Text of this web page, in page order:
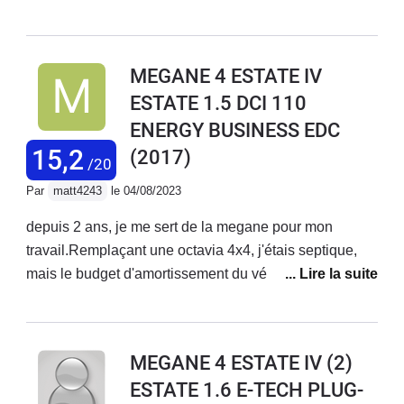
plastique à l intérieur sont boff. Véhicule agréable avec
15,2 /20
MEGANE 4 ESTATE IV
ESTATE 1.5 DCI 110
ENERGY BUSINESS EDC
(2017)
Par matt4243 le 04/08/2023
depuis 2 ans, je me sert de la megane pour mon
travail.Remplaçant une octavia 4x4, j'étais septique,
mais le budget d'amortissement du véhicule est 2 fois
michelin alpin, et entretenu en temps et en heure,en
problème, elle repond toujours présente.et pourtant je
fais un métier éprouvant pour n'importe quel
MEGANE 4 ESTATE IV (2)
ESTATE 1.6 E-TECH PLUG-